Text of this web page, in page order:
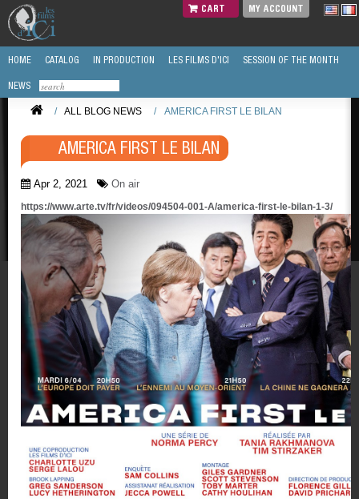
CART MY ACCOUNT
HOME CATALOG IN PRODUCTION LES FILMS D'ICI SESSION OF THE MONTH
NEWS
/ ALL BLOG NEWS / AMERICA FIRST LE BILAN
AMERICA FIRST LE BILAN
Apr 2, 2021 On air
https://www.arte.tv/fr/videos/094504-001-A/america-first-le-bilan-1-3/